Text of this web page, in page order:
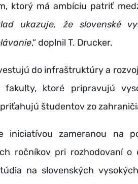
ktorý má ambíciu patriť
ukazuje, že slovenské
,“ doplnil T. Drucker.
do infraštruktúry a
ktoré pripravujú
študentov zo
iniciatívou zameranou na
ročníkov pri rozhodovaní o
na slovenských